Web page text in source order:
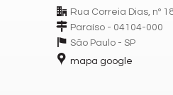
Rua Correia Dias, nº
Paraíso - 04104-000
São Paulo - SP
mapa google